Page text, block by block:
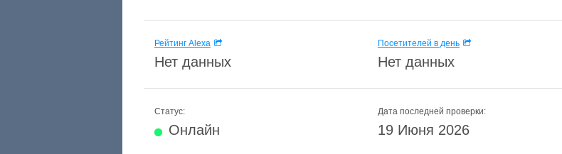
Рейтинг Alexa
Нет данных
Посетителей в день
Нет данных
Статус:
Онлайн
Дата последней проверки:
19 Июня 2026